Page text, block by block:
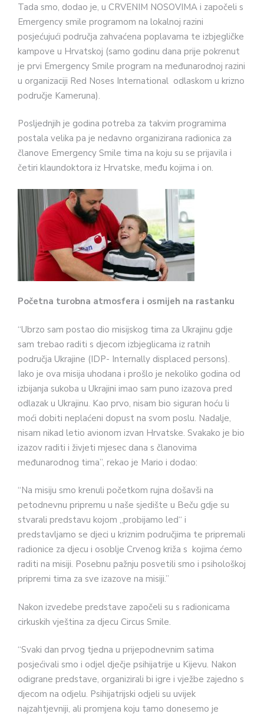
Tada smo, dodao je, u CRVENIM NOSOVIMA i započeli s
Emergency smile programom na lokalnoj razini
posjećujući područja zahvaćena poplavama te izbjegličke
kampove u Hrvatskoj (samo godinu dana prije pokrenut
je prvi Emergency Smile program na međunarodnoj razini
u organizaciji Red Noses International odlaskom u krizno
područje Kameruna).
Posljednjih je godina potreba za takvim programima
postala velika pa je nedavno organizirana radionica za
članove Emergency Smile tima na koju su se prijavila i
četiri klaundoktora iz Hrvatske, među kojima i on.
Početna turobna atmosfera i osmijeh na rastanku
“Ubrzo sam postao dio misijskog tima za Ukrajinu gdje
sam trebao raditi s djecom izbjeglicama iz ratnih
područja Ukrajine (IDP- Internally displaced persons).
Iako je ova misija uhodana i prošlo je nekoliko godina od
izbijanja sukoba u Ukrajini imao sam puno izazova pred
odlazak u Ukrajinu. Kao prvo, nisam bio siguran hoću li
moći dobiti neplaćeni dopust na svom poslu. Nadalje,
nisam nikad letio avionom izvan Hrvatske. Svakako je bio
izazov raditi i živjeti mjesec dana s članovima
međunarodnog tima”, rekao je Mario i dodao:
“Na misiju smo krenuli početkom rujna došavši na
petodnevnu pripremu u naše sjedište u Beču gdje su
stvarali predstavu kojom „probijamo led“ i
predstavljamo se djeci u kriznim područjima te pripremali
radionice za djecu i osoblje Crvenog križa s kojima ćemo
raditi na misiji. Posebnu pažnju posvetili smo i psihološkoj
pripremi tima za sve izazove na misiji.”
Nakon izvedebe predstave započeli su s radionicama
cirkuskih vještina za djecu Circus Smile.
“Svaki dan prvog tjedna u prijepodnevnim satima
posjećivali smo i odjel dječje psihijatrije u Kijevu. Nakon
odigrane predstave, organizirali bi igre i vježbe zajedno s
djecom na odjelu. Psihijatrijski odjeli su uvijek
najzahtjevniji, ali promjena koju tamo donesemo je